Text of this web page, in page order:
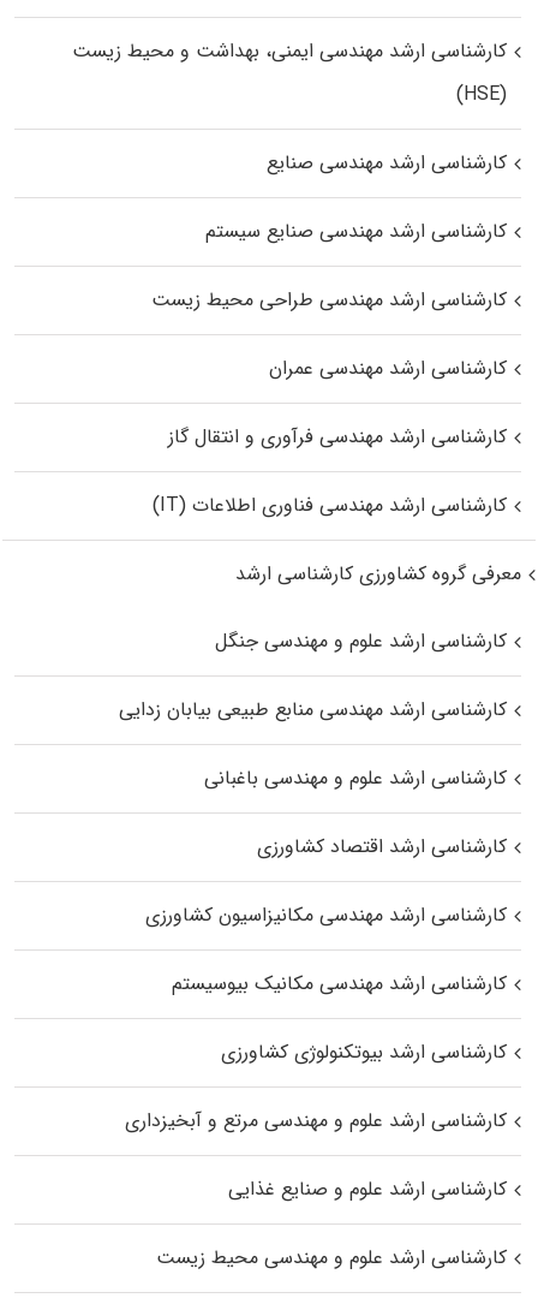
کارشناسی ارشد مهندسی ایمنی، بهداشت و محیط زیست
(HSE)
کارشناسی ارشد مهندسی صنایع
کارشناسی ارشد مهندسی صنایع سیستم
کارشناسی ارشد مهندسی طراحی محیط زیست
کارشناسی ارشد مهندسی عمران
کارشناسی ارشد مهندسی فرآوری و انتقال گاز
کارشناسی ارشد مهندسی فناوری اطلاعات (IT)
معرفی گروه کشاورزی کارشناسی ارشد
کارشناسی ارشد علوم و مهندسی جنگل
کارشناسی ارشد مهندسی منابع طبیعی بیابان زدایی
کارشناسی ارشد علوم و مهندسی باغبانی
کارشناسی ارشد اقتصاد کشاورزی
کارشناسی ارشد مهندسی مکانیزاسیون کشاورزی
کارشناسی ارشد مهندسی مکانیک بیوسیستم
کارشناسی ارشد بیوتکنولوژی کشاورزی
کارشناسی ارشد علوم و مهندسی مرتع و آبخیزداری
کارشناسی ارشد علوم و صنایع غذایی
کارشناسی ارشد علوم و مهندسی محیط زیست